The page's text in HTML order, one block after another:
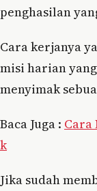
penghasilan
Cara kerjanya
misi harian
menyimak
Baca Juga : Cara
k
Jika sudah